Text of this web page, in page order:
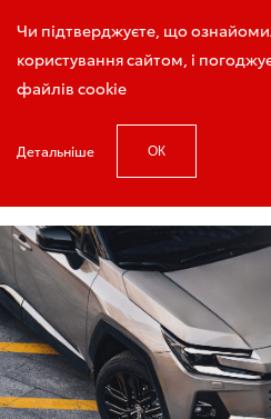
Чи підтверджуєте, що
користування сайтом, і
файлів cookie
Детальніше ОК
Запис на тест-драйв
Головна Акції сервісу